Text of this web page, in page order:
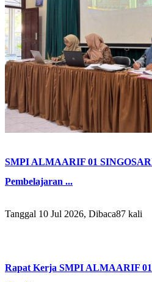
SMPI ALMAARIF 01
Pembelajaran ...
Tanggal 10 Jul 2026, Dibaca87 kali
Rapat Kerja SMPI ALMAARIF